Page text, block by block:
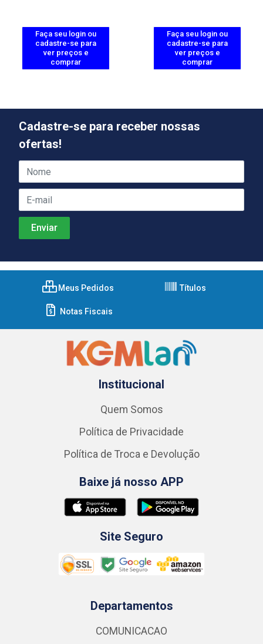
Faça seu login ou
cadastre-se para
ver preços e
comprar
Faça seu login ou
cadastre-se para
ver preços e
comprar
Cadastre-se para receber nossas
ofertas!
Meus Pedidos Títulos
Notas Fiscais
Institucional
Quem Somos
Política de Privacidade
Política de Troca e Devolução
Baixe já nosso APP
Site Seguro
Departamentos
COMUNICACAO